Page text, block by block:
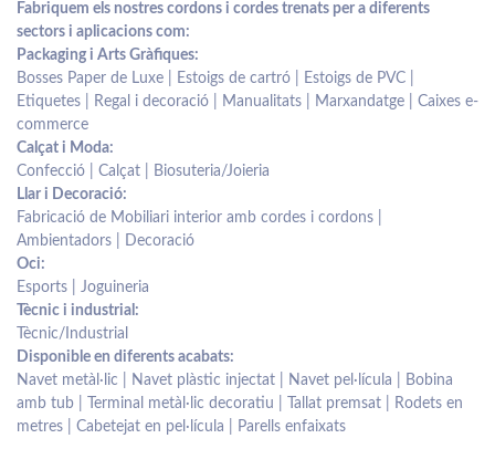
Fabriquem els nostres cordons i cordes trenats per a diferents
sectors i aplicacions com:
Packaging i Arts Gràfiques:
Bosses Paper de Luxe | Estoigs de cartró | Estoigs de PVC |
Etiquetes | Regal i decoració | Manualitats | Marxandatge | Caixes e-
commerce
Calçat i Moda:
Confecció | Calçat | Biosuteria/Joieria
Llar i Decoració:
Fabricació de Mobiliari interior amb cordes i cordons |
Ambientadors | Decoració
Oci:
Esports | Joguineria
Tècnic i industrial:
Tècnic/Industrial
Disponible en diferents acabats:
Navet metàl·lic | Navet plàstic injectat | Navet pel·lícula | Bobina
amb tub | Terminal metàl·lic decoratiu | Tallat premsat | Rodets en
metres | Cabetejat en pel·lícula | Parells enfaixats